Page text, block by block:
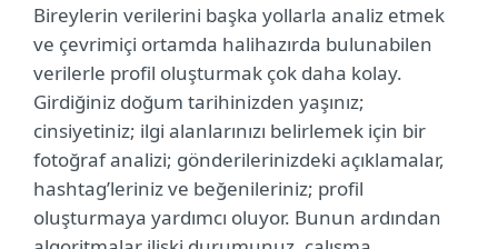
Bireylerin verilerini başka yollarla analiz etmek
ve çevrimiçi ortamda halihazırda bulunabilen
verilerle profil oluşturmak çok daha kolay.
Girdiğiniz doğum tarihinizden yaşınız;
cinsiyetiniz; ilgi alanlarınızı belirlemek için bir
fotoğraf analizi; gönderilerinizdeki açıklamalar,
hashtag’leriniz ve beğenileriniz; profil
oluşturmaya yardımcı oluyor. Bunun ardından